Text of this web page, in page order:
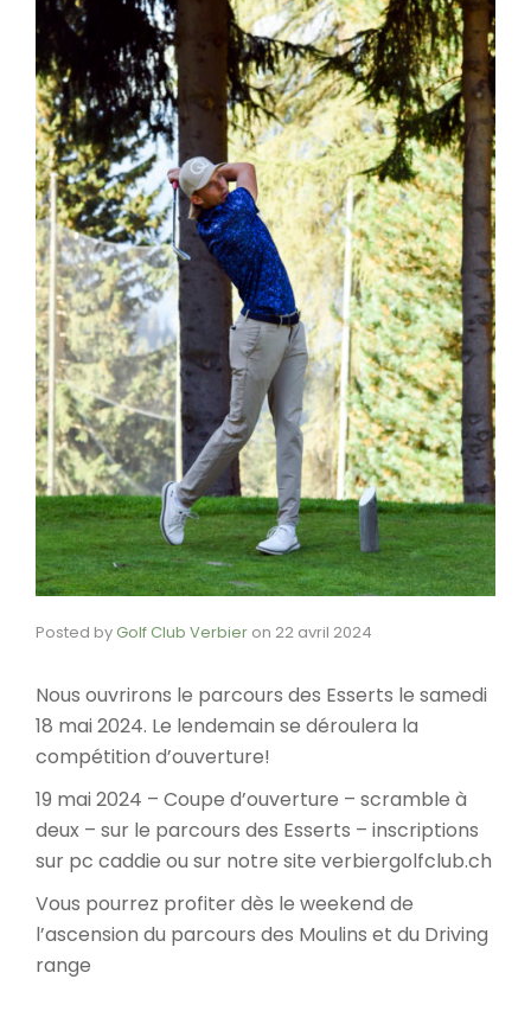
Posted byGolf Club Verbier on 22 avril 2024
Nous ouvrirons le parcours des Esserts le samedi
18 mai 2024. Le lendemain se déroulera la
compétition d’ouverture!
19 mai 2024 – Coupe d’ouverture – scramble à
deux – sur le parcours des Esserts – inscriptions
sur pc caddie ou sur notre site verbiergolfclub.ch
Vous pourrez profiter dès le weekend de
l’ascension du parcours des Moulins et du Driving
range